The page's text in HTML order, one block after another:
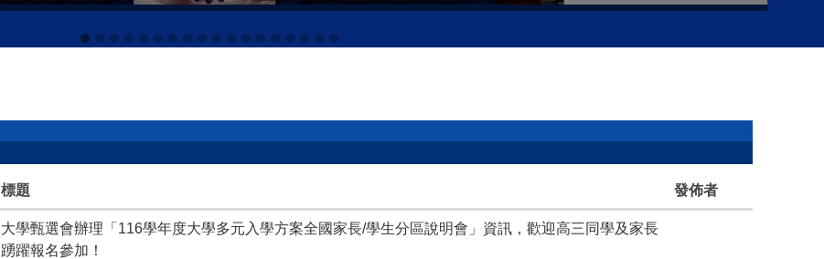
標題 發佈者
大學甄選會辦理「116學年度大學多元入學方案全國家長/學生分區說明會」資訊，歡迎高三同學及家長
踴躍報名參加！